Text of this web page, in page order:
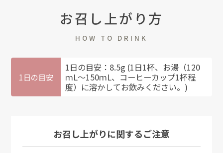
お召し上がり方
HOW TO DRINK
1日の目安
1日の目安：8.5g (1日1杯、お湯（120
ｍL～150ｍL、コーヒーカップ1杯程
度）に溶かしてお飲みください。)
お召し上がりに関するご注意